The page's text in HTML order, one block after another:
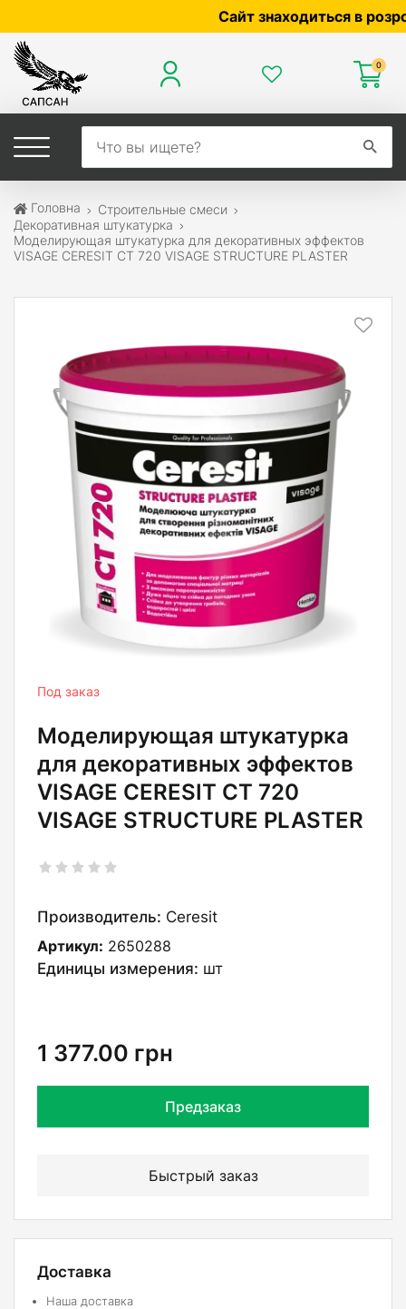
Сайт знаходиться в
0
Головна
Строительные смеси
Декоративная штукатурка
Моделирующая штукатурка для декоративных эффектов
VISAGE CERESIT CT 720 VISAGE STRUCTURE PLASTER
Под заказ
Моделирующая штукатурка
для декоративных эффектов
VISAGE CERESIT CT 720
VISAGE STRUCTURE PLASTER
Производитель: Ceresit
Артикул: 2650288
Единицы измерения: шт
1 377.00 грн
Предзаказ
Быстрый заказ
Доставка
Наша доставка